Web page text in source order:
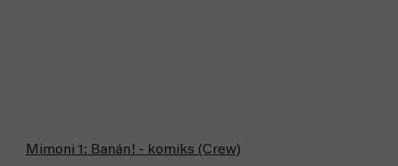
Mimoni 1: Banán! - komiks (Crew)